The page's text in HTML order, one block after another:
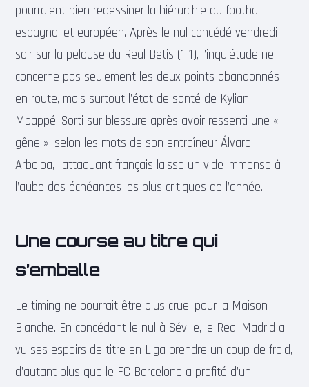
pourraient bien redessiner la hiérarchie du football
espagnol et européen. Après le nul concédé vendredi
soir sur la pelouse du Real Betis (1-1), l’inquiétude ne
concerne pas seulement les deux points abandonnés
en route, mais surtout l’état de santé de Kylian
Mbappé. Sorti sur blessure après avoir ressenti une «
gêne », selon les mots de son entraîneur Álvaro
Arbeloa, l’attaquant français laisse un vide immense à
l’aube des échéances les plus critiques de l’année.
Une course au titre qui
s’emballe
Le timing ne pourrait être plus cruel pour la Maison
Blanche. En concédant le nul à Séville, le Real Madrid a
vu ses espoirs de titre en Liga prendre un coup de froid,
d’autant plus que le FC Barcelone a profité d’un